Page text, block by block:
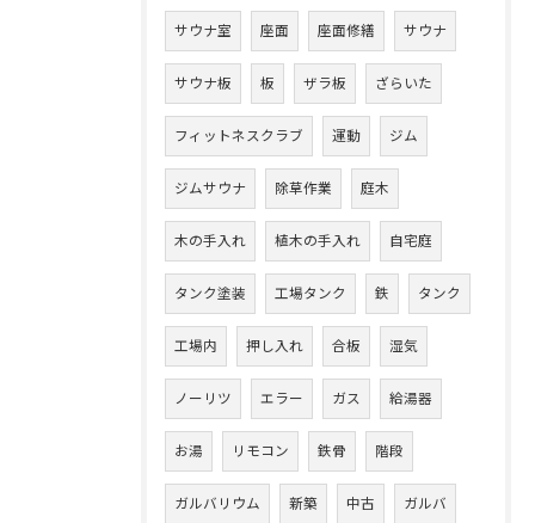
サウナ室 座面 座面修繕 サウナ
サウナ板 板 ザラ板 ざらいた
フィットネスクラブ 運動 ジム
ジムサウナ 除草作業 庭木
木の手入れ 植木の手入れ 自宅庭
タンク塗装 工場タンク 鉄 タンク
工場内 押し入れ 合板 湿気
ノーリツ エラー ガス 給湯器
お湯 リモコン 鉄骨 階段
ガルバリウム 新築 中古 ガルバ